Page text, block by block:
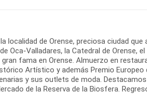
localidad de Orense, preciosa ciudad
Oca-Valladares, la Catedral de Orense,
fama en Orense. Almuerzo en
Artístico y además Premio
y sus outlets de moda.
de la Reserva de la Biosfera.